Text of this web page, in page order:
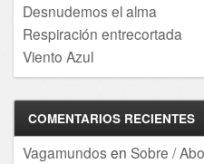
Desnudemos el alma
Respiración entrecortada
Viento Azul
COMENTARIOS RECIENTES
Vagamundos en Sobre /